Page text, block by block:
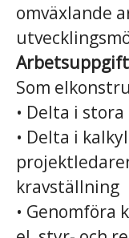
omväxlande
Som
• Delta i
• Delta i
kravställning
•